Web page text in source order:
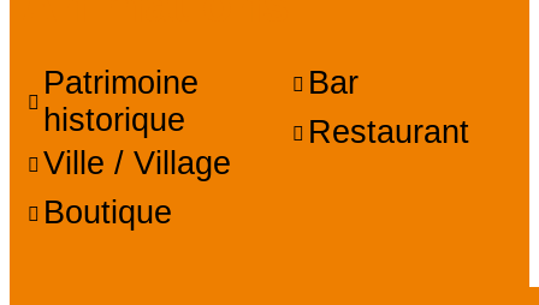
Patrimoine
historique
Ville / Village
Boutique
Bar
Restaurant